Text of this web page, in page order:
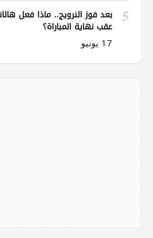
5 بعد فوز النرويج.. ماذا فعل
عقب نهاية المباراة؟
17 يونيو